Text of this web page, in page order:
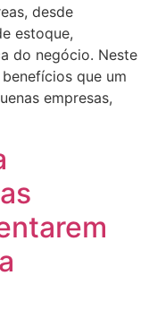
desde
estoque,
do negócio. Neste
que um
empresas,